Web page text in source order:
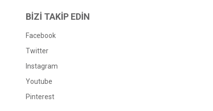
BİZİ TAKİP EDİN
Facebook
Twitter
Instagram
Youtube
Pinterest